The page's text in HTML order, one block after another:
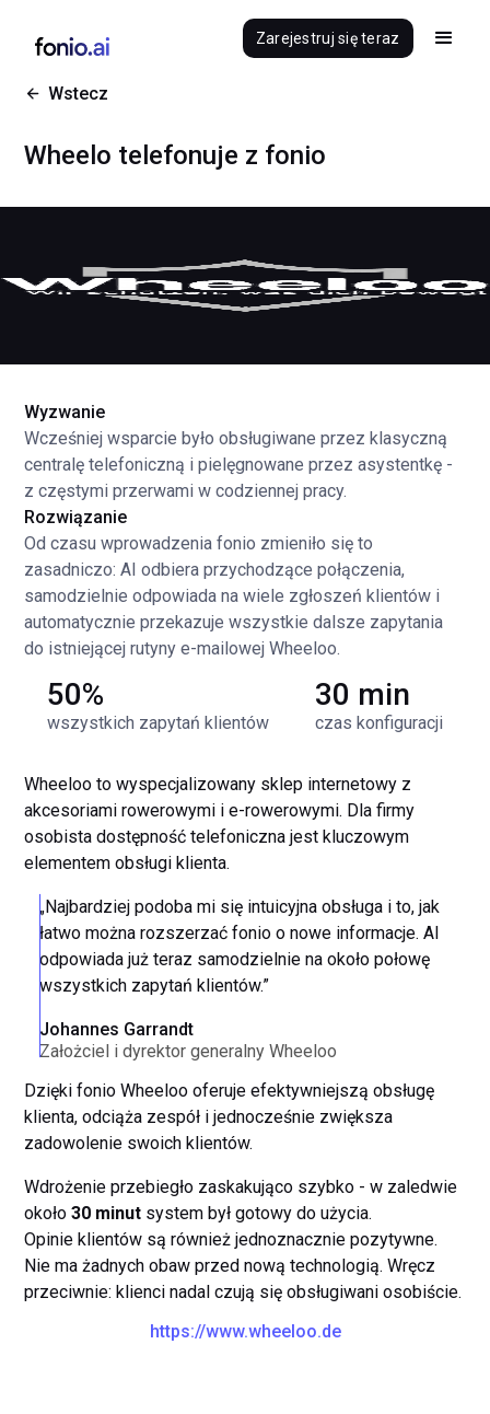
Zarejestruj się teraz
Wstecz
Wheelo telefonuje z fonio
Wyzwanie
Wcześniej wsparcie było obsługiwane przez klasyczną
centralę telefoniczną i pielęgnowane przez asystentkę -
z częstymi przerwami w codziennej pracy.
Rozwiązanie
Od czasu wprowadzenia fonio zmieniło się to
zasadniczo: AI odbiera przychodzące połączenia,
samodzielnie odpowiada na wiele zgłoszeń klientów i
automatycznie przekazuje wszystkie dalsze zapytania
do istniejącej rutyny e-mailowej Wheeloo.
50%
wszystkich zapytań klientów
30 min
czas konfiguracji
Wheeloo to wyspecjalizowany sklep internetowy z
akcesoriami rowerowymi i e-rowerowymi. Dla firmy
osobista dostępność telefoniczna jest kluczowym
elementem obsługi klienta.
„Najbardziej podoba mi się intuicyjna obsługa i to, jak
łatwo można rozszerzać fonio o nowe informacje. AI
odpowiada już teraz samodzielnie na około połowę
wszystkich zapytań klientów.”
Johannes Garrandt
Założciel i dyrektor generalny Wheeloo
Dzięki fonio Wheeloo oferuje efektywniejszą obsługę
klienta, odciąża zespół i jednocześnie zwiększa
zadowolenie swoich klientów.
Wdrożenie przebiegło zaskakująco szybko - w zaledwie
około30 minut system był gotowy do użycia.
Opinie klientów są również jednoznacznie pozytywne.
Nie ma żadnych obaw przed nową technologią. Wręcz
przeciwnie: klienci nadal czują się obsługiwani osobiście.
https://www.wheeloo.de